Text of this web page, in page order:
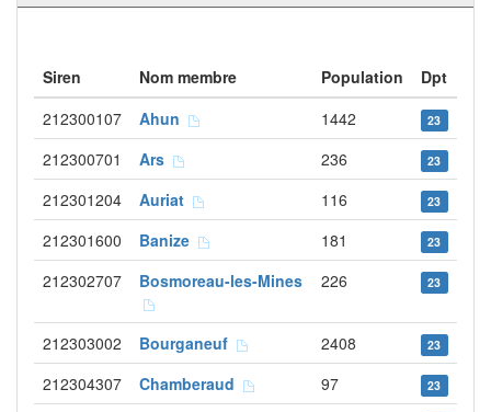
Siren Nom membre Population
Dpt
212300107
Ahun 1442 23
212300701 Ars 236 23
212301204 Auriat 116 23
212301600 Banize 181 23
212302707 Bosmoreau-les-Mines 226 23
212303002 Bourganeuf 2408 23
212304307 Chamberaud 97 23